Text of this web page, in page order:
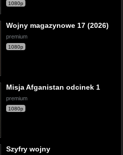
1080p
Wojny magazynowe 17 (2026)
premium
1080p
Misja Afganistan odcinek 1
premium
1080p
Szyfry wojny